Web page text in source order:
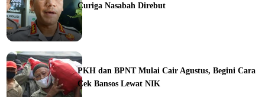
Curiga Nasabah Direbut
PKH dan BPNT Mulai Cair Agustus, Begini Cara
Cek Bansos Lewat NIK